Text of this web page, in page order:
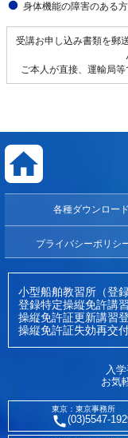
身体機能の障害のある
受講お申し込み書類を郵
ご本人が直接、運輸局
各種ダウンロード
プライバシーポリシ
小型船舶教習所（登
登録特定操縦免許講
操縦免許証更新講習
操縦免許証失効再交
入
お気
東京：東京事務所
(03)5547-